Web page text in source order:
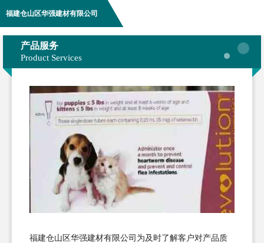
福建仓山区华强建材有限公司
产品服务
Product Services
福建仓山区华强建材有限公司为及时了解客户对产品质